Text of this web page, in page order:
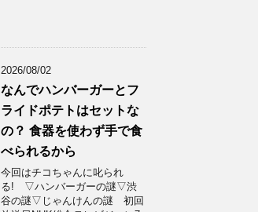
2026/08/02
なんでハンバーガーとフ
ライドポテトはセットな
の？ 食器を使わず手で食
べられるから
今回はチコちゃんに叱られ
る! ▽ハンバーガーの謎▽渋
谷の謎▽じゃんけんの謎 初回